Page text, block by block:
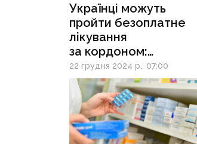
Українці можуть
пройти безоплатне
лікування
за кордоном:
як отримати
22 грудня 2024 р., 07:00